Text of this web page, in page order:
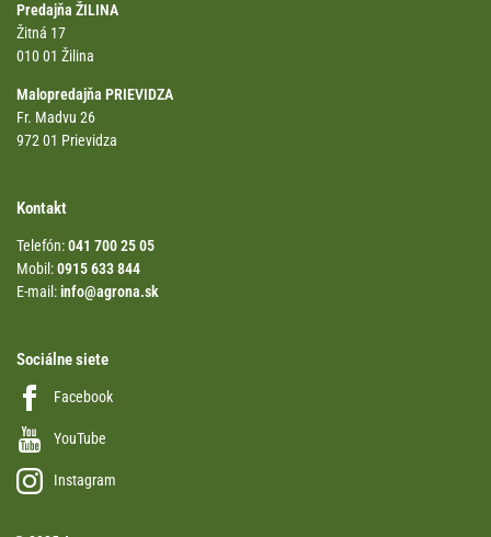
Predajňa ŽILINA
Žitná 17
010 01 Žilina
Malopredajňa PRIEVIDZA
Fr. Madvu 26
972 01 Prievidza
Kontakt
Telefón:041 700 25 05
Mobil:0915 633 844
E-mail:info@agrona.sk
Sociálne siete
Facebook
YouTube
Instagram